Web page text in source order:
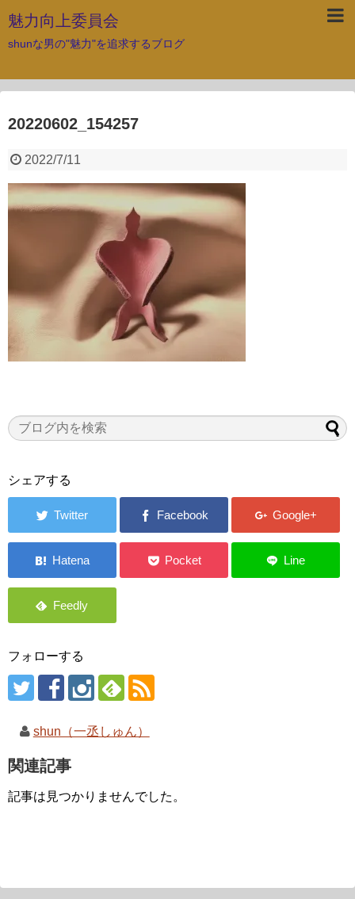
魅力向上委員会
shunな男の"魅力"を追求するブログ
20220602_154257
2022/7/11
シェアする
フォローする
shun（一丞しゅん）
関連記事
記事は見つかりませんでした。